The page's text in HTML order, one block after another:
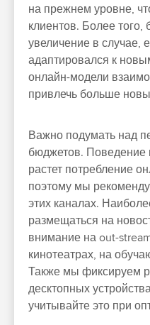
на прежнем уровне,
клиентов. Более
увеличение в случае,
адаптировался к
онлайн-модели
привлечь больше
Важно подумать над
бюджетов. Поведение
растет потребление
поэтому мы
этих каналах.
размещаться на
внимание на out-
кинотеатрах, на
Также мы фиксируем
десктопных
учитывайте это при